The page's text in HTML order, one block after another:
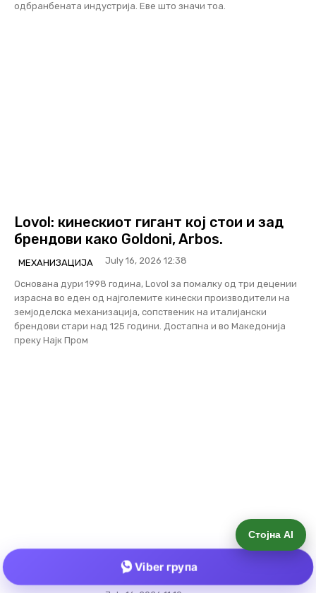
одбранбената индустрија. Еве што значи тоа.
Lovol: кинескиот гигант кој стои и зад
брендови како Goldoni, Arbos.
МЕХАНИЗАЦИЈА July 16, 2026 12:38
Основана дури 1998 година, Lovol за помалку од три децении
израсна во еден од најголемите кинески производители на
земјоделска механизација, сопственик на италијански
брендови стари над 125 години. Достапна и во Македонија
преку Најк Пром
TAFE: индискиот гигант што победи во
Стојна AI
Viber група